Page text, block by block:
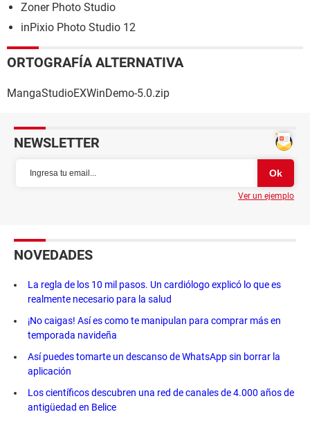
Zoner Photo Studio
inPixio Photo Studio 12
ORTOGRAFÍA ALTERNATIVA
MangaStudioEXWinDemo-5.0.zip
NEWSLETTER
Ver un ejemplo
NOVEDADES
La regla de los 10 mil pasos. Un cardiólogo explicó lo que es
realmente necesario para la salud
¡No caigas! Así es como te manipulan para comprar más en
temporada navideña
Así puedes tomarte un descanso de WhatsApp sin borrar la
aplicación
Los científicos descubren una red de canales de 4.000 años de
antigüedad en Belice